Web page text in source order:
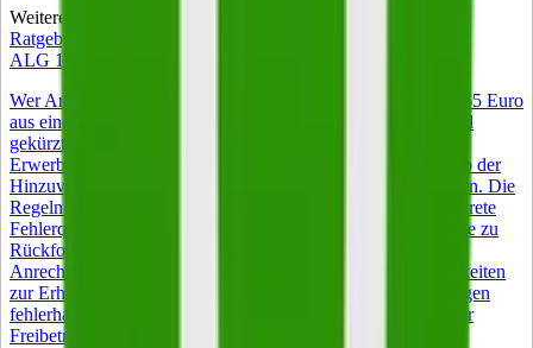
Weitere Artikel
Ratgeber
ALG 1 Zuverdienst – was 2026 gilt
Wer Arbeitslosengeld I bezieht, darf 2026 monatlich bis zu 165 Euro
aus einem Nebenjob behalten, ohne dass das Arbeitslosengeld
gekürzt wird. Voraussetzung ist, dass die wöchentliche
Erwerbstätigkeit unter 15 Stunden bleibt. Jeder Euro oberhalb der
Hinzuverdienstgrenze wird vollständig vom ALG I abgezogen. Die
Regeln wirken auf den ersten Blick einfach, haben aber konkrete
Fehlerquellen bei Anrechnung, Meldepflichten und Steuer, die zu
Rückforderungen führen können. Dieser Guide erklärt die
Anrechnungsmechanik mit Beispielrechnung, zeigt Möglichkeiten
zur Erhöhung des Freibetrags und hilft beim Widerspruch gegen
fehlerhafte Bescheide. Die Kurzversion 165 Euro monatlicher
Freibetrag auf den Nebenverdienst bei ALG-I-Bezug.